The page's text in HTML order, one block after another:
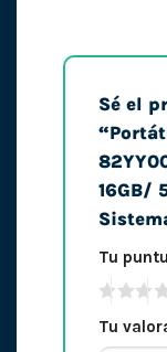
Sé el
16GB/
Tu
Tu